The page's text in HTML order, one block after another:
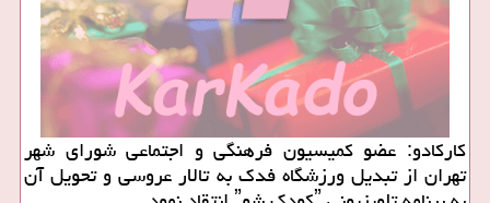
كاركادو: عضو كمیسیون فرهنگی و اجتماعی شورای شهر
تهران از تبدیل ورزشگاه فدك به تالار عروسی و تحویل آن